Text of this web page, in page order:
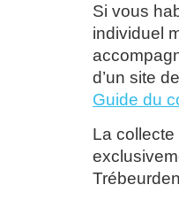
Si vous
individuel
d’un site
Guide du
La collecte